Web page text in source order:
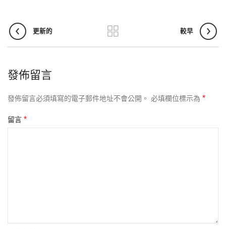
更新的 較早
發佈留言
發佈留言必須填寫的電子郵件地址不會公開。 必填欄位標示為 *
留言 *